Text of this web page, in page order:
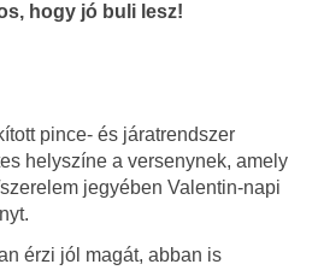
hogy jó buli lesz!
pince- és járatrendszer
helyszíne a versenynek, amely
jegyében Valentin-napi
érzi jól magát, abban is